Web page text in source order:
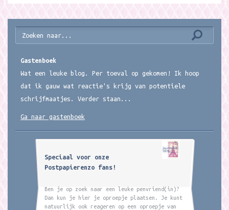
Gastenboek
Wat een leuke blog. Per toeval op gekomen! Ik hoop
dat ik gauw wat reactie's krijg van potentiele
schrijfmaatjes. Verder staan...
Ga naar gastenboek
Speciaal voor onze
Postpapierenzo fans!
Ben je op zoek naar een leuke penvriend(in)?
Dan kun je hier je oproepje plaatsen. Je kunt
natuurlijk ook reageren op een oproepje van